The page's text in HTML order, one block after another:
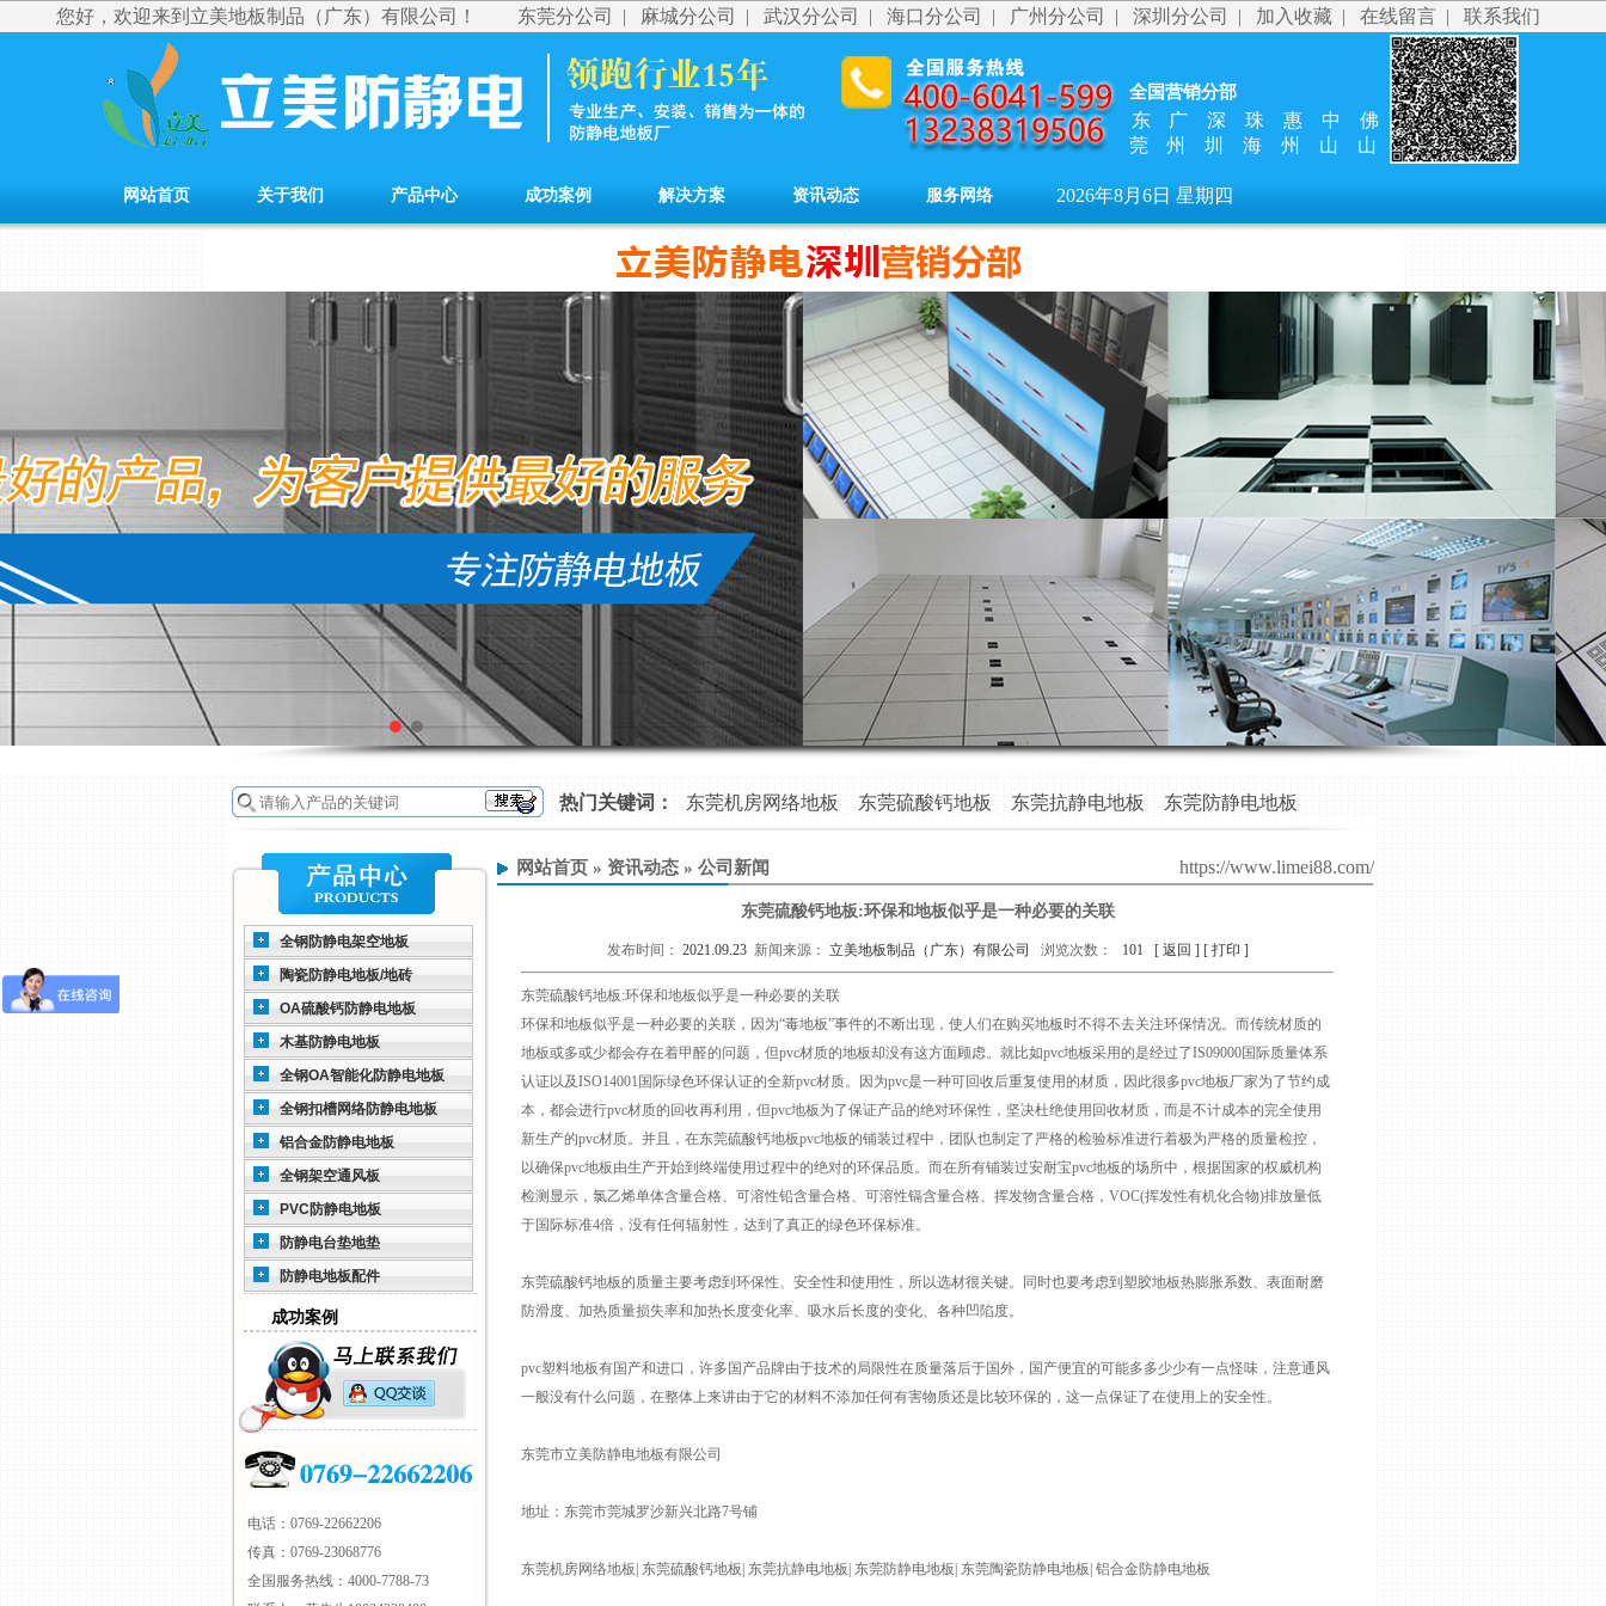
东莞分公司 | 麻城分公司 | 武汉分公司 | 海口分公司 | 广州分公司 | 深圳分公司 | 加入收藏 | 在线留言 | 联系我们
您好，欢迎来到立美地板制品（广东）有限公司！
全国营销分部
东
莞
广
州
深
圳
珠
海
惠
州
中
山
佛
山
网站首页 关于我们 产品中心 成功案例 解决方案 资讯动态 服务网络 2026年8月6日 星期四
热门关键词： 东莞机房网络地板 东莞硫酸钙地板 东莞抗静电地板 东莞防静电地板
东莞陶瓷防静电地板 铝合金防静电地板
全钢防静电架空地板
陶瓷防静电地板/地砖
OA硫酸钙防静电地板
木基防静电地板
全钢OA智能化防静电地板
全钢扣槽网络防静电地板
铝合金防静电地板
全钢架空通风板
PVC防静电地板
防静电台垫地垫
防静电地板配件
成功案例
电话：0769-22662206
传真：0769-23068776
全国服务热线：4000-7788-73
网站首页 » 资讯动态 » 公司新闻 https://www.limei88.com/
东莞硫酸钙地板:环保和地板似乎是一种必要的关联
发布时间： 2021.09.23新闻来源： 立美地板制品（广东）有限公司 浏览次数： 101 [ 返回 ] [ 打印 ]
东莞硫酸钙地板:环保和地板似乎是一种必要的关联
环保和地板似乎是一种必要的关联，因为“毒地板”事件的不断出现，使人们在购买地板时不得不去关注环保情况。而传统材质的
地板或多或少都会存在着甲醛的问题，但pvc材质的地板却没有这方面顾虑。就比如pvc地板采用的是经过了IS09000国际质量体系
认证以及ISO14001国际绿色环保认证的全新pvc材质。因为pvc是一种可回收后重复使用的材质，因此很多pvc地板厂家为了节约成
本，都会进行pvc材质的回收再利用，但pvc地板为了保证产品的绝对环保性，坚决杜绝使用回收材质，而是不计成本的完全使用
新生产的pvc材质。并且，在东莞硫酸钙地板pvc地板的铺装过程中，团队也制定了严格的检验标准进行着极为严格的质量检控，
以确保pvc地板由生产开始到终端使用过程中的绝对的环保品质。而在所有铺装过安耐宝pvc地板的场所中，根据国家的权威机构
检测显示，氯乙烯单体含量合格、可溶性铅含量合格、可溶性镉含量合格、挥发物含量合格，VOC(挥发性有机化合物)排放量低
于国际标准4倍，没有任何辐射性，达到了真正的绿色环保标准。
东莞硫酸钙地板的质量主要考虑到环保性、安全性和使用性，所以选材很关键。同时也要考虑到塑胶地板热膨胀系数、表面耐磨
防滑度、加热质量损失率和加热长度变化率、吸水后长度的变化、各种凹陷度。
pvc塑料地板有国产和进口，许多国产品牌由于技术的局限性在质量落后于国外，国产便宜的可能多多少少有一点怪味，注意通风
一般没有什么问题，在整体上来讲由于它的材料不添加任何有害物质还是比较环保的，这一点保证了在使用上的安全性。
东莞市立美防静电地板有限公司
地址：东莞市莞城罗沙新兴北路7号铺
东莞机房网络地板| 东莞硫酸钙地板| 东莞抗静电地板| 东莞防静电地板| 东莞陶瓷防静电地板| 铝合金防静电地板